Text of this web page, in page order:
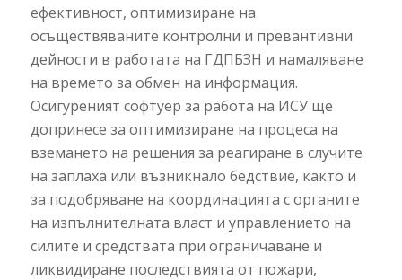
ефективност, оптимизиране на
осъществяваните контролни и превантивни
дейности в работата на ГДПБЗН и намаляване
на времето за обмен на информация.
Осигуреният софтуер за работа на ИСУ ще
допринесе за оптимизиране на процеса на
вземането на решения за реагиране в случите
на заплаха или възникнало бедствие, както и
за подобряване на координацията с органите
на изпълнителната власт и управлението на
силите и средствата при ограничаване и
ликвидиране последствията от пожари,